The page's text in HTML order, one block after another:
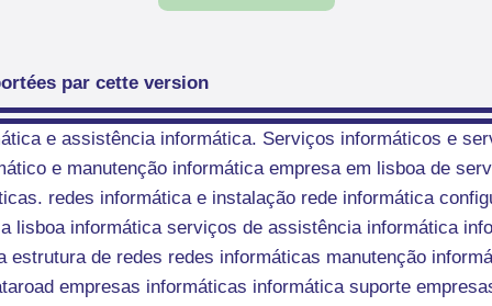
par cette version